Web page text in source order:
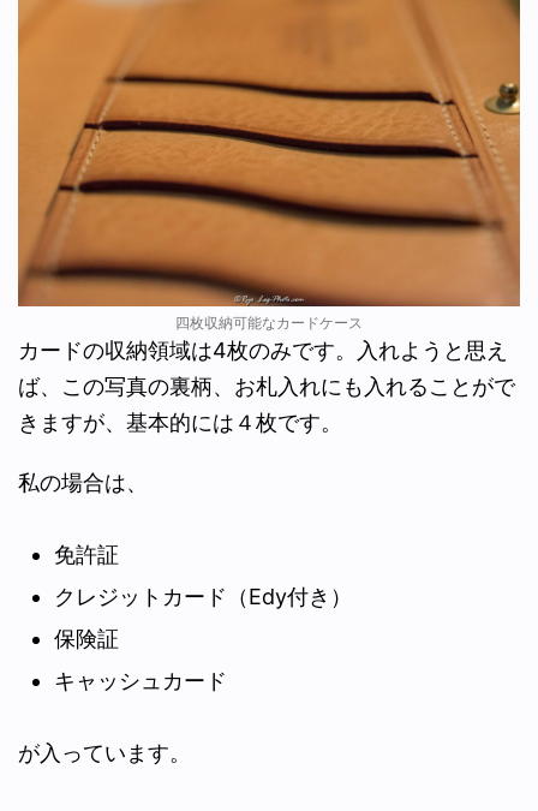
四枚収納可能なカードケース
カードの収納領域は4枚のみです。入れようと思え
ば、この写真の裏柄、お札入れにも入れることがで
きますが、基本的には４枚です。
私の場合は、
免許証
クレジットカード（Edy付き）
保険証
キャッシュカード
が入っています。